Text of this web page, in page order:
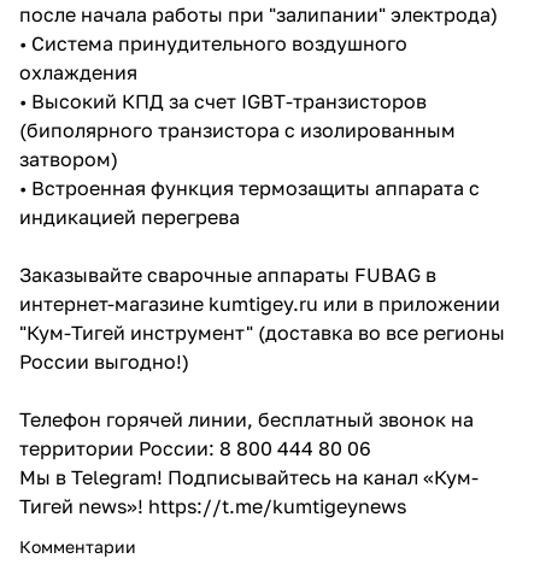
после начала работы при "залипании" электрода)
• Система принудительного воздушного
охлаждения
• Высокий КПД за счет IGBT-транзисторов
(биполярного транзистора с изолированным
затвором)
• Встроенная функция термозащиты аппарата с
индикацией перегрева
Заказывайте сварочные аппараты FUBAG в
интернет-магазине kumtigey.ru или в приложении
"Кум-Тигей инструмент" (доставка во все регионы
России выгодно!)
Телефон горячей линии, бесплатный звонок на
территории России: 8 800 444 80 06
Мы в Telegram! Подписывайтесь на канал «Кум-
Тигей news»! https://t.me/kumtigeynews
Комментарии